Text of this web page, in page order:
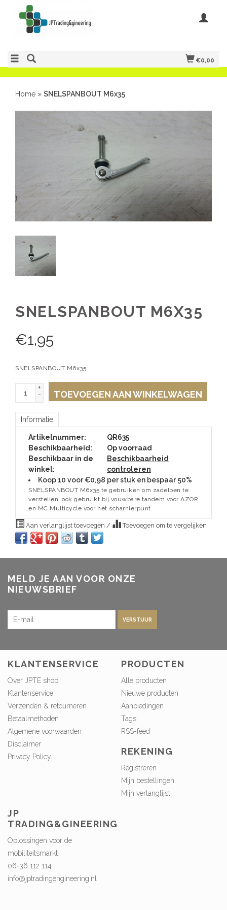
€0,00
Home » SNELSPANBOUT M6x35
SNELSPANBOUT M6X35
€1,95
SNELSPANBOUT M6x35
+
-
TOEVOEGEN AAN WINKELWAGEN
Informatie
Artikelnummer:
QR635
Beschikbaarheid:
Op voorraad
Beschikbaar in de
winkel:
Beschikbaarheid
controleren
Koop 10 voor €0,98 per stuk en bespaar 50%
SNELSPANBOUT M6x35 te gebruiken om zadelpen te
verstellen, ook gebruikt bij vouwbare tandem voor AZOR
en MC Multicycle voor het scharnierpunt.
Aan verlanglijst toevoegen / Toevoegen om te vergelijken
MELD JE AAN VOOR ONZE
NIEUWSBRIEF
VERSTUUR
KLANTENSERVICE
Over JPTE shop
Klantenservice
Verzenden & retourneren
Betaalmethoden
Algemene voorwaarden
Disclaimer
Privacy Policy
PRODUCTEN
Alle producten
Nieuwe producten
Aanbiedingen
Tags
RSS-feed
REKENING
Registreren
Mijn bestellingen
Mijn verlanglijst
JP
TRADING&GINEERING
Oplossingen voor de
mobiliteitsmarkt
06-36 112 114
info@jptradingengineering.nl